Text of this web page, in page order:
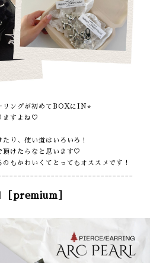
リングが初めてBOXにIN⭐︎
ますよね♡
り、使い道はいろいろ！
頂けたらなと思います♡
もかわいくてとってもオススメです！
［premium］